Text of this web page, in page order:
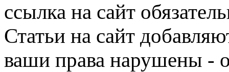
ссылка на сайт
Статьи на сайт
ваши права нарушены -